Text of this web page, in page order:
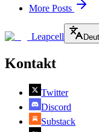
More Posts
Leapcell
Kontakt
Twitter
Discord
Substack